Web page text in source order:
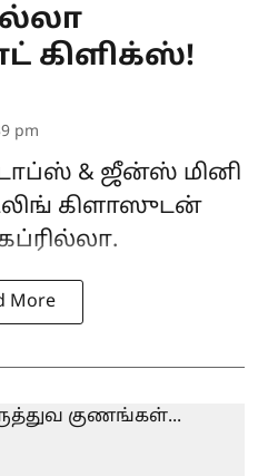
கிளிக்ஸ்!
pm
டாப்ஸ் & ஜீன்ஸ் மினி
கிளாஸுடன்
More